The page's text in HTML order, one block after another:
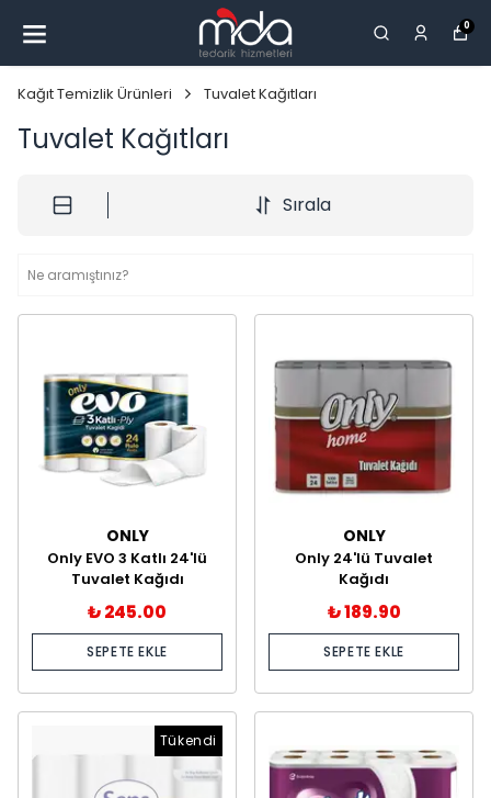
0
Kağıt Temizlik Ürünleri Tuvalet Kağıtları
Tuvalet Kağıtları
Sırala
ONLY
Only EVO 3 Katlı 24'lü
Tuvalet Kağıdı
₺ 245.00
SEPETE EKLE
ONLY
Only 24'lü Tuvalet
Kağıdı
₺ 189.90
SEPETE EKLE
Tükendi